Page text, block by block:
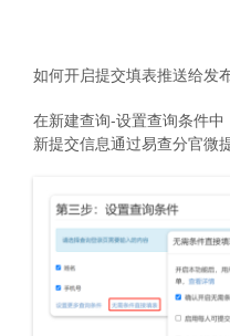
如何开启提交填表推送给发
在新建查询-设置查询条件
新提交信息通过易查分官微